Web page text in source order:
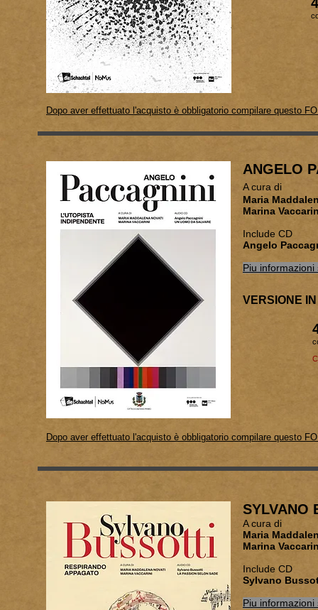
Dopo aver effettuato l'acquisto è obbligatorio compilare questo
ANGELO
A cura di
Maria
Marina
Include CD
Angelo
Piu informazioni
VERSIONE
Dopo aver effettuato l'acquisto è obbligatorio compilare questo
SYLVANO
A cura di
Maria
Marina
Include CD
Sylvano
Piu informazioni